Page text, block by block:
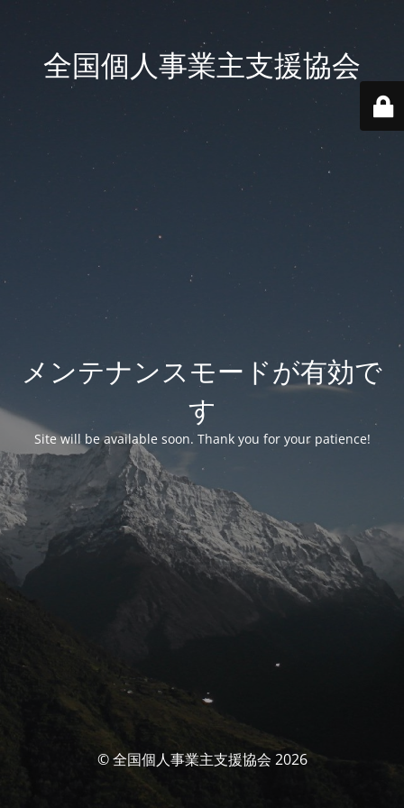
全国個人事業主支援協会
メンテナンスモードが有効で
す
Site will be available soon. Thank you for your patience!
© 全国個人事業主支援協会 2026